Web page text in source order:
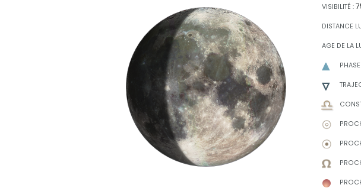
VISIBILITÉ :
DISTANCE
AGE DE LA